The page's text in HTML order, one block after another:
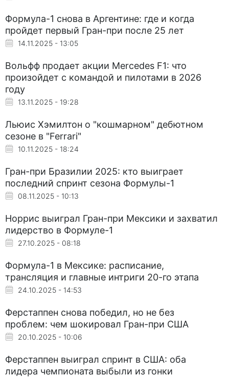
Формула-1 снова в Аргентине: где и когда
пройдет первый Гран-при после 25 лет
14.11.2025 - 13:05
Вольфф продает акции Mercedes F1: что
произойдет с командой и пилотами в 2026
году
13.11.2025 - 19:28
Льюис Хэмилтон о "кошмарном" дебютном
сезоне в "Ferrari"
10.11.2025 - 18:24
Гран-при Бразилии 2025: кто выиграет
последний спринт сезона Формулы-1
08.11.2025 - 10:13
Норрис выиграл Гран-при Мексики и захватил
лидерство в Формуле-1
27.10.2025 - 08:18
Формула-1 в Мексике: расписание,
трансляция и главные интриги 20-го этапа
24.10.2025 - 14:53
Ферстаппен снова победил, но не без
проблем: чем шокировал Гран-при США
20.10.2025 - 10:06
Ферстаппен выиграл спринт в США: оба
лидера чемпионата выбыли из гонки